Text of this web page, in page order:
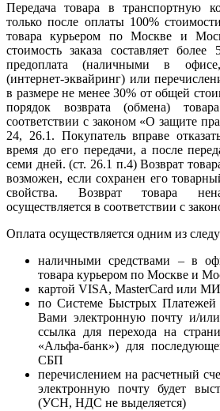
Передача товара в транспортную
только после оплаты 100%
товара курьером по Москве и
стоимость заказа составляет
предоплата (наличными в
(интернет-эквайринг) или
в размере не менее 30% от общей
порядок возврата (обмена)
соответствии с законом «О защите
24, 26.1. Покупатель вправе
время до его передачи, а после
семи дней. (ст. 26.1 п.4) Возврат
возможен, если сохранен его
свойства. Возврат товара
осуществляется в соответствии с
Оплата осуществляется одним из
наличными средствами – в
товара курьером по Москве и
картой VISA, MasterCard или
по Системе Быстрых
Вами электронную почту и/
ссылка для перехода на
«Альфа-банк») для
СБП
перечислением на расчетный
электронную почту будет
(УСН, НДС не выделяется)